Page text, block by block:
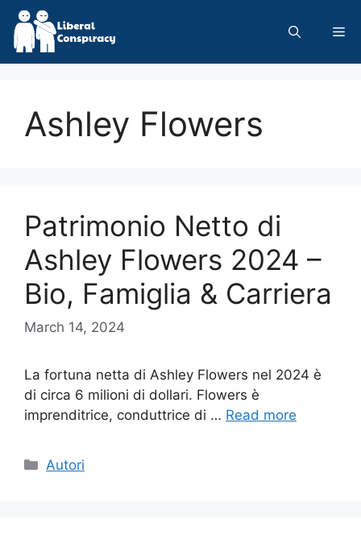
Skip
content
Ashley Flowers
Patrimonio Netto di
Ashley Flowers 2024 –
Bio, Famiglia & Carriera
March 14, 2024
La fortuna netta di Ashley Flowers nel 2024 è
di circa 6 milioni di dollari. Flowers è
imprenditrice, conduttrice di … Read more
Categories
Autori